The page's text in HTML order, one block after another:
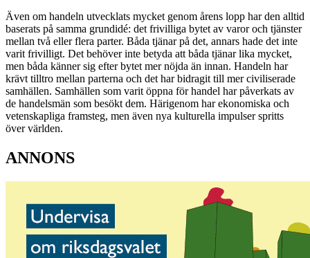
Även om handeln utvecklats mycket genom årens lopp har den alltid
baserats på samma grundidé: det frivilliga bytet av varor och tjänster
mellan två eller flera parter. Båda tjänar på det, annars hade det inte
varit frivilligt. Det behöver inte betyda att båda tjänar lika mycket,
men båda känner sig efter bytet mer nöjda än innan. Handeln har
krävt tilltro mellan parterna och det har bidragit till mer civiliserade
samhällen. Samhällen som varit öppna för handel har påverkats av
de handelsmän som besökt dem. Härigenom har ekonomiska och
vetenskapliga framsteg, men även nya kulturella impulser spritts
över världen.
ANNONS